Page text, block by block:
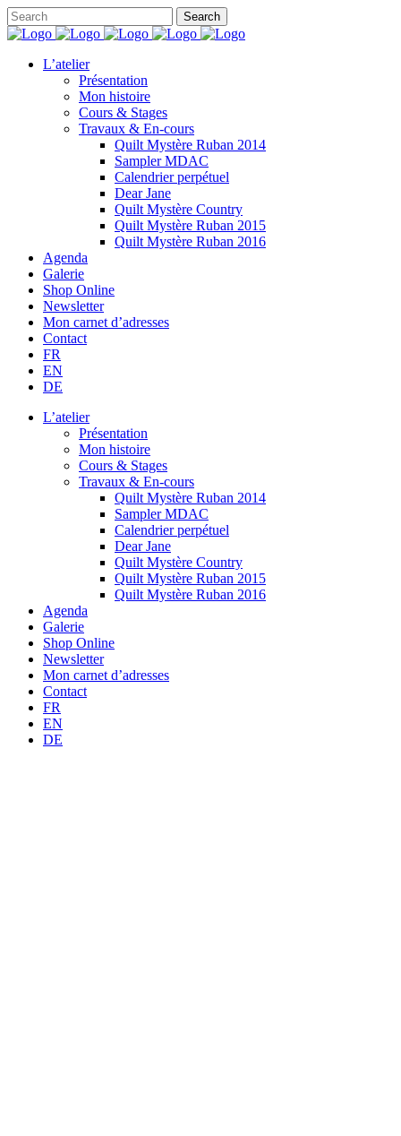
L’atelier
Présentation
Mon histoire
Cours & Stages
Travaux & En-cours
Quilt Mystère Ruban 2014
Sampler MDAC
Calendrier perpétuel
Dear Jane
Quilt Mystère Country
Quilt Mystère Ruban 2015
Quilt Mystère Ruban 2016
Agenda
Galerie
Shop Online
Newsletter
Mon carnet d’adresses
Contact
FR
EN
DE
L’atelier
Présentation
Mon histoire
Cours & Stages
Travaux & En-cours
Quilt Mystère Ruban 2014
Sampler MDAC
Calendrier perpétuel
Dear Jane
Quilt Mystère Country
Quilt Mystère Ruban 2015
Quilt Mystère Ruban 2016
Agenda
Galerie
Shop Online
Newsletter
Mon carnet d’adresses
Contact
FR
EN
DE